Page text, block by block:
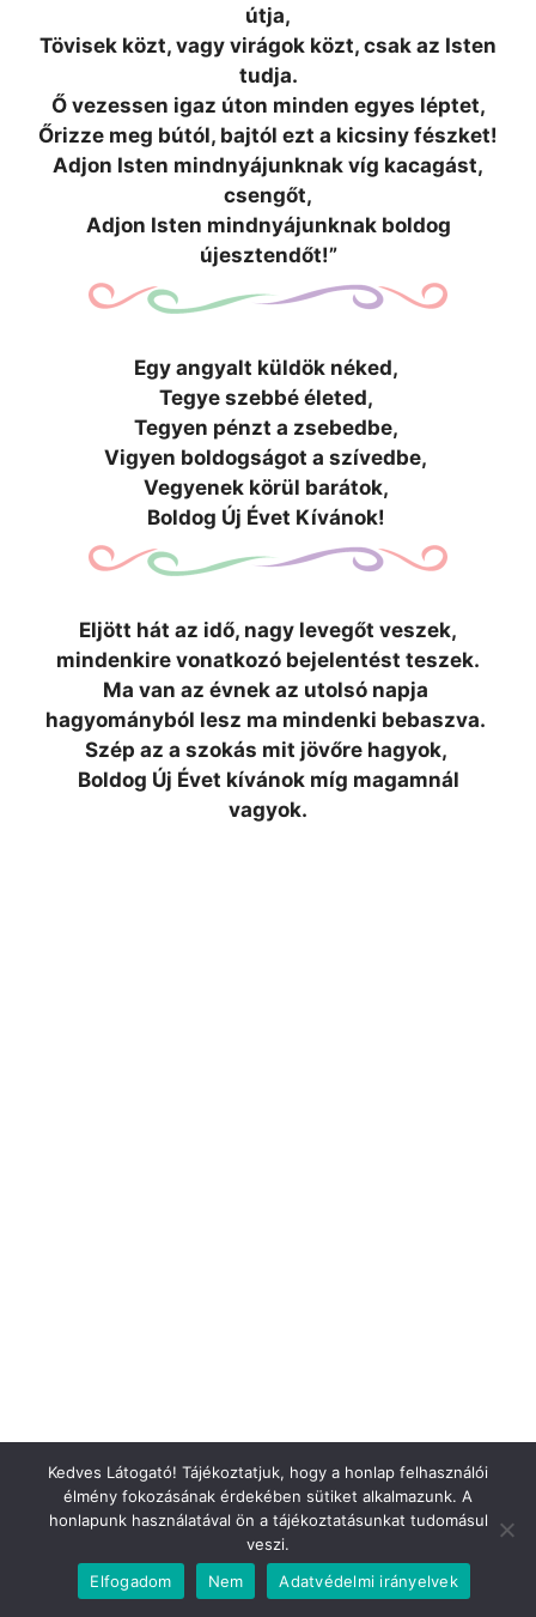
útja,
Tövisek közt, vagy virágok közt, csak az Isten
tudja.
Ő vezessen igaz úton minden egyes léptet,
Őrizze meg bútól, bajtól ezt a kicsiny fészket!
Adjon Isten mindnyájunknak víg kacagást,
csengőt,
Adjon Isten mindnyájunknak boldog
újesztendőt!”
Egy angyalt küldök néked,
Tegye szebbé életed,
Tegyen pénzt a zsebedbe,
Vigyen boldogságot a szívedbe,
Vegyenek körül barátok,
Boldog Új Évet Kívánok!
Eljött hát az idő, nagy levegőt veszek,
mindenkire vonatkozó bejelentést teszek.
Ma van az évnek az utolsó napja
hagyományból lesz ma mindenki bebaszva.
Szép az a szokás mit jövőre hagyok,
Boldog Új Évet kívánok míg magamnál
vagyok.
Újévi vers gyerekeknek
Kedves Látogató! Tájékoztatjuk, hogy a honlap felhasználói
élmény fokozásának érdekében sütiket alkalmazunk. A
honlapunk használatával ön a tájékoztatásunkat tudomásul
veszi.
Elfogadom
Nem Adatvédelmi irányelvek